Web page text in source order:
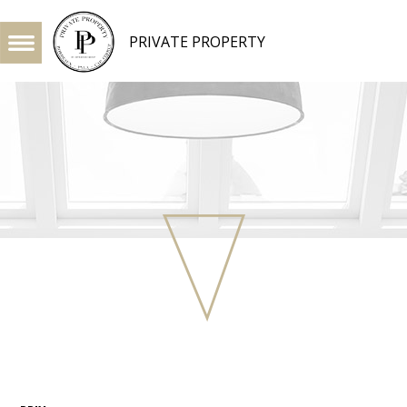
PRIVATE PROPERTY